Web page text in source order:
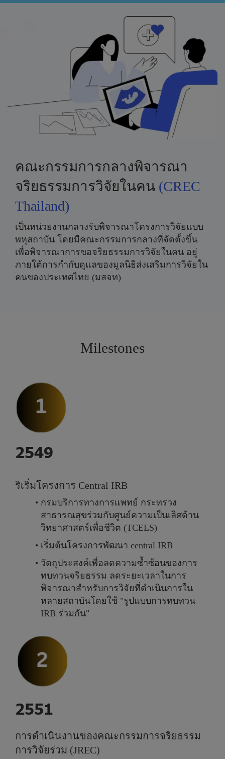
คณะกรรมการกลางพิจารณา
จริยธรรมการวิจัยในคน (CREC
Thailand)
เป็นหน่วยงานกลางรับพิจารณาโครงการวิจัยแบบ
พหุสถาบัน โดยมีคณะกรรมการกลางที่จัดตั้งขึ้น
เพื่อพิจารณาการขอจริยธรรมการวิจัยในคน อยู่
ภายใต้การกำกับดูแลของมูลนิธิส่งเสริมการวิจัยใน
คนของประเทศไทย (มสจท)
Milestones
2549
ริเริ่มโครงการ Central IRB
กรมบริการทางการแพทย์ กระทรวง
สาธารณสุขร่วมกับศูนย์ความเป็นเลิศด้าน
วิทยาศาสตร์เพื่อชีวิต (TCELS)
เริ่มต้นโครงการพัฒนา central IRB
วัตถุประสงค์เพื่อลดความซ้ำซ้อนของการ
ทบทวนจริยธรรม ลดระยะเวลาในการ
พิจารณาสำหรับการวิจัยที่ดำเนินการใน
หลายสถาบันโดยใช้ "รูปแบบการทบทวน
IRB ร่วมกัน"
2551
การดำเนินงานของคณะกรรมการจริยธรรม
การวิจัยร่วม (JREC)